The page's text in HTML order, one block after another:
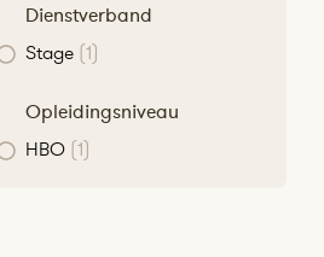
Dienstverband
Stage (1)
Opleidingsniveau
HBO (1)